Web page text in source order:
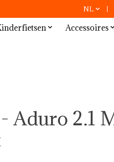
NL
Accessoires
Aduro 2.1